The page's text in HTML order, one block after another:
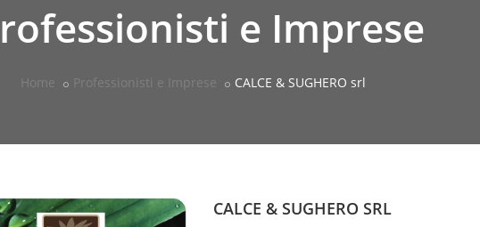
e Imprese
Home Professionisti e Imprese CALCE & SUGHERO srl
CALCE & SUGHERO SRL